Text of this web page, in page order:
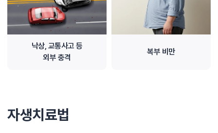
낙상, 교통사고 등
외부 충격
복부 비만
자생치료법